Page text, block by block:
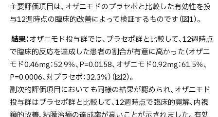
主要評価項目は、オザニモドのプラセボと比較した有効性を投
与12週時点の臨床的改善によって検証するものです（図1）。
結果：オザニモド投与群では、プラセボ群と比較して、12週時点
で臨床的反応を達成した患者の割合が有意に高かった（オザニ
モド0.46mg：52.9％、P=0.0158、オザニモド0.92mg：61.5％、
P=0.0006、対プラセボ：32.3％）（図2）。
副次的評価項目においても同様の結果が認められ、オザニモド
投与群はプラセボ群と比較して、12週時点で臨床的寛解、内視
鏡的改善、粘膜治癒の達成率が高いことが示されました。有効